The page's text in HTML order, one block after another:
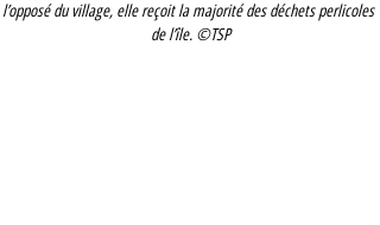
l’opposé du village, elle reçoit la majorité des déchets perlicoles
de l’île. ©TSP